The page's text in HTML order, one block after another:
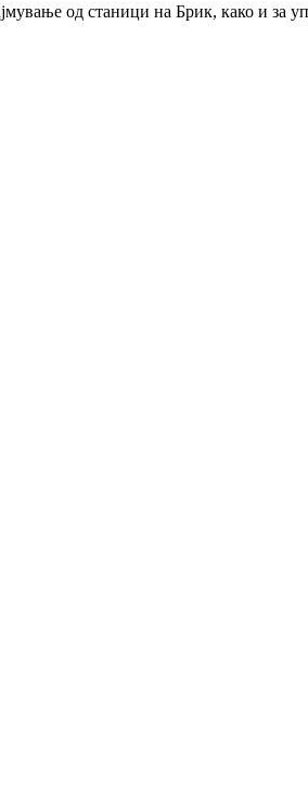
од станици на Брик, како и за